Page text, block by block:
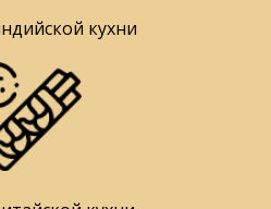
кухни